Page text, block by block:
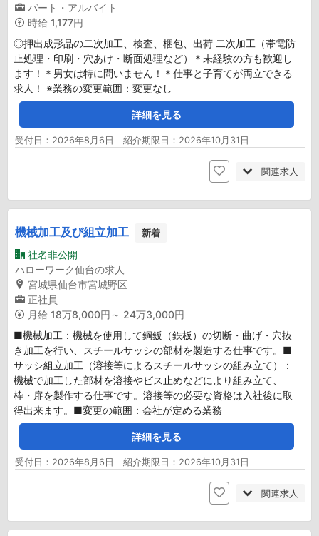
パート・アルバイト
時給 1,177円
◎押出成形品の二次加工、検査、梱包、出荷 二次加工（帯電防
止処理・印刷・穴あけ・断面処理など）＊未経験の方も歓迎し
ます！＊男女は特に問いません！＊仕事と子育てが両立できる
求人！ ※業務の変更範囲：変更なし
詳細を見る
受付日：2026年8月6日 紹介期限日：2026年10月31日
関連求人
機械加工及び組立加工 新着
社名非公開
ハローワーク仙台の求人
宮城県仙台市宮城野区
正社員
月給 18万8,000円～ 24万3,000円
■機械加工：機械を使用して鋼鈑（鉄板）の切断・曲げ・穴抜
き加工を行い、スチールサッシの部材を製造する仕事です。■
サッシ組立加工（溶接等によるスチールサッシの組み立て）：
機械で加工した部材を溶接やビス止めなどにより組み立て、
枠・扉を製作する仕事です。溶接等の必要な資格は入社後に取
得出来ます。■変更の範囲：会社が定める業務
詳細を見る
受付日：2026年8月6日 紹介期限日：2026年10月31日
関連求人